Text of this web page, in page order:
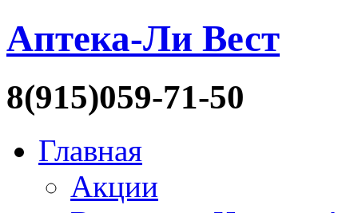
Аптека-Ли Вест
8(915)059-71-50
Главная
Акции